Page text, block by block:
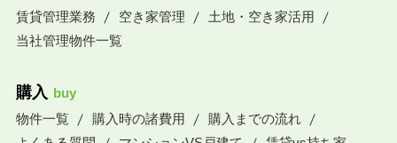
賃貸管理業務
空き家管理
土地・空き家活用
当社管理物件一覧
購入 buy
物件一覧
購入時の諸費用
購入までの流れ